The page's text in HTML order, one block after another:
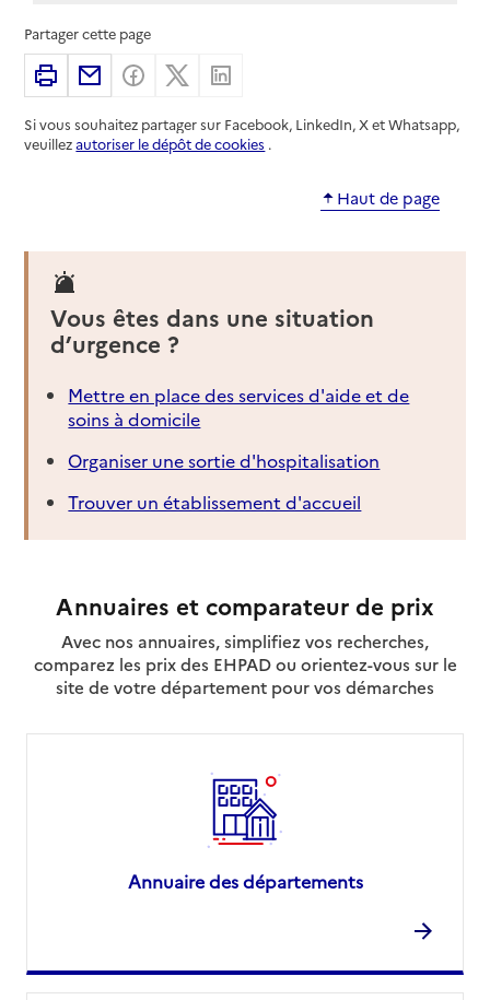
Partager cette page
ImprimerPartager par email
Partager sur Facebook
Partager sur X
Si vous souhaitez partager sur Facebook, LinkedIn, X et Whatsapp,
veuillezautoriser le dépôt de cookies .
Haut de page
Vous êtes dans une situation
d’urgence ?
Mettre en place des services d'aide et de
soins à domicile
Organiser une sortie d'hospitalisation
Trouver un établissement d'accueil
Annuaires et comparateur de prix
Avec nos annuaires, simplifiez vos recherches,
comparez les prix des EHPAD ou orientez-vous sur le
site de votre département pour vos démarches
Annuaire des départements